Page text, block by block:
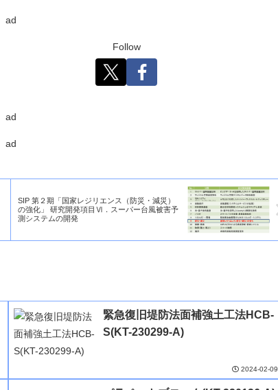
ad
Follow
ad
ad
SIP 第２期「国家レジリエンス（防災・減災）
の強化」 研究開発項目Ⅵ．スーパー台風被害予
測システムの開発
緊急復旧堤防法面補強土工法HCB-
S(KT-230299-A)
2024-02-09